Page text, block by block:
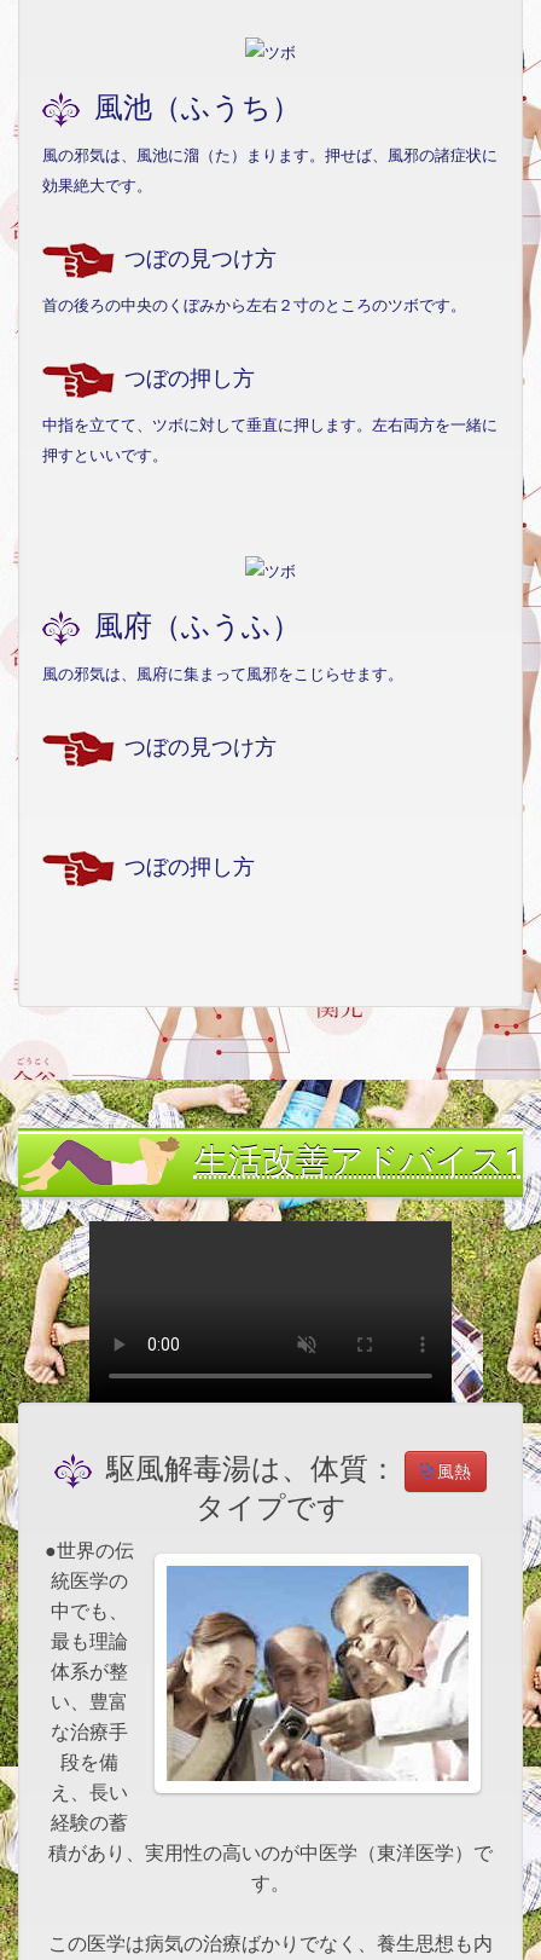
風池（ふうち）
風の邪気は、風池に溜（た）まります。押せば、風邪の諸症状に
効果絶大です。
つぼの見つけ方
首の後ろの中央のくぼみから左右２寸のところのツボです。
つぼの押し方
中指を立てて、ツボに対して垂直に押します。左右両方を一緒に
押すといいです。
風府（ふうふ）
風の邪気は、風府に集まって風邪をこじらせます。
つぼの見つけ方
つぼの押し方
生活改善アドバイス1
駆風解毒湯は、体質： 風熱
タイプです
●世界の伝
統医学の
中でも、
最も理論
体系が整
い、豊富
な治療手
段を備
え、長い
経験の蓄
積があり、実用性の高いのが中医学（東洋医学）で
す。
この医学は病気の治療ばかりでなく、養生思想も内